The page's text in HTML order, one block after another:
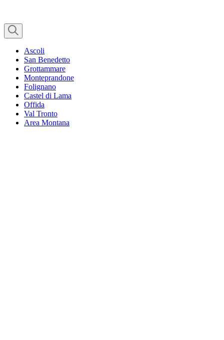
Ascoli
San Benedetto
Grottammare
Monteprandone
Folignano
Castel di Lama
Offida
Val Tronto
Area Montana